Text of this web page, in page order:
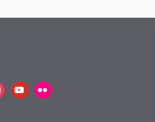
youtubeflickr